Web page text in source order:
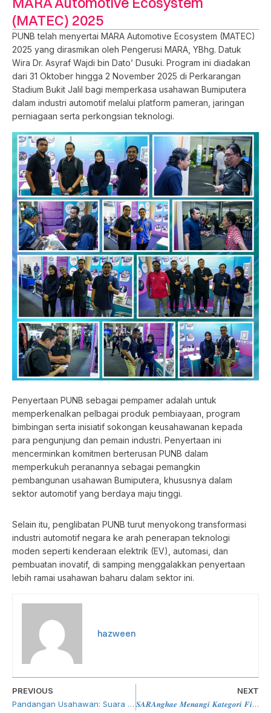
(MATEC) 2025
PUNB telah menyertai MARA Automotive Ecosystem (MATEC)
2025 yang dirasmikan oleh Pengerusi MARA, YBhg. Datuk
Wira Dr. Asyraf Wajdi bin Dato’ Dusuki. Program ini diadakan
dari 31 Oktober hingga 2 November 2025 di Perkarangan
Stadium Bukit Jalil bagi memperkasa usahawan Bumiputera
dalam industri automotif melalui platform pameran, jaringan
perniagaan serta perkongsian teknologi.
Penyertaan PUNB sebagai pempamer adalah untuk
memperkenalkan pelbagai produk pembiayaan, program
bimbingan serta inisiatif sokongan keusahawanan kepada
para pengunjung dan pemain industri. Penyertaan ini
mencerminkan komitmen berterusan PUNB dalam
memperkukuh peranannya sebagai pemangkin
pembangunan usahawan Bumiputera, khususnya dalam
sektor automotif yang berdaya maju tinggi.
Selain itu, penglibatan PUNB turut menyokong transformasi
industri automotif negara ke arah penerapan teknologi
moden seperti kenderaan elektrik (EV), automasi, dan
pembuatan inovatif, di samping menggalakkan penyertaan
lebih ramai usahawan baharu dalam sektor ini.
hazween
PREVIOUS
Pandangan Usahawan: Suara & Realiti Perniagaan Di Bumi Kenyalang
NEXT
𝑺𝑨𝑹𝑨𝒏𝒈𝒉𝒂𝒆 𝑴𝒆𝒏𝒂𝒏𝒈𝒊 𝑲𝒂𝒕𝒆𝒈𝒐𝒓𝒊 𝑭𝒊𝒍𝒆𝒎 𝑷𝒆𝒏𝒅𝒆𝒌 𝑻𝒆𝒓𝒃𝒂𝒊𝒌 𝒅𝒊 𝑭𝑭𝑴 𝑲𝒆-34!